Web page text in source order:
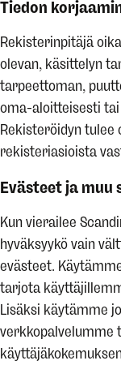
Tiedon
Rekisterinpitäjä
olevan, käsittelyn
tarpeettoman,
oma-aloitteisesti
Rekisteröidyn
rekisteriasioista
Evästeet ja muu
Kun vierailee
hyväksyykö vain
evästeet.
tarjota
Lisäksi käytämme
verkkopalvelumme